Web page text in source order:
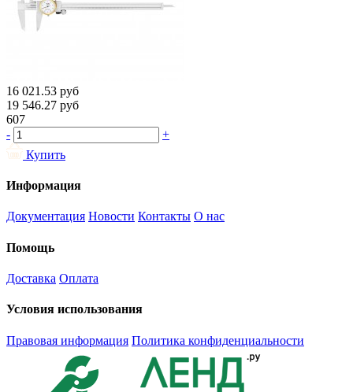
16 021.53 руб
19 546.27 руб
607
-
+
Купить
Информация
Документация Новости Контакты О нас
Помощь
Доставка Оплата
Условия использования
Правовая информация Политика конфиденциальности